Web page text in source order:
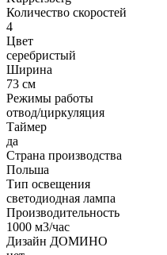
Количество скоростей
4
Цвет
серебристый
Ширина
73 см
Режимы работы
отвод/циркуляция
Таймер
да
Страна производства
Польша
Тип освещения
светодиодная лампа
Производительность
1000 м3/час
Дизайн ДОМИНО